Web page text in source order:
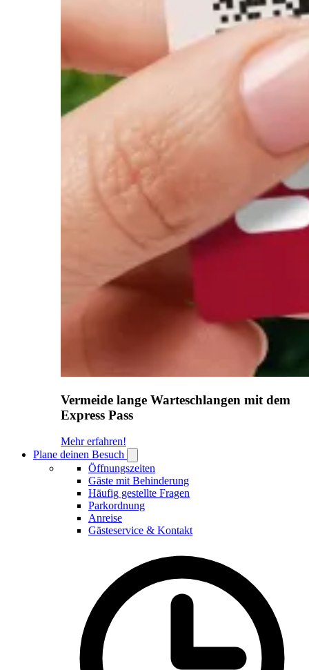
Vermeide lange Warteschlangen mit dem
Express Pass
Mehr erfahren!
Plane deinen Besuch
Plane
deinen
Besuch
submenu
Öffnungszeiten
Gäste mit Behinderung
Häufig gestellte Fragen
Parkordnung
Anreise
Gästeservice & Kontakt